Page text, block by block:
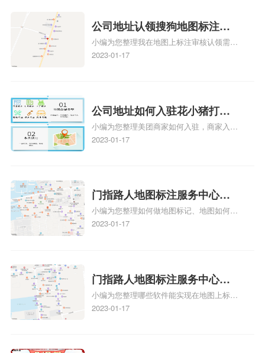
公司地址认领搜狗地图标注多
久审核？公司地址认领地图标
注多久审核？
小编为您整理我在地图上标注审核认领需要
多久、我在地图上标注审核认领需要多久
情可查看下方正文！
2023-01-17
公司地址如何入驻花小猪打车
地图标记？指路人地图标注服
务中心铺如何入驻花小猪打车
小编为您整理美团商家如何入驻，商家入驻
教程、商家如何入驻地图、如何入驻地:、
2023-01-17
门指路人地图标注服务中心如
何做花小猪打车地图位置标
记？门指路人地图标注服务中
小编为您整理如何做地图标记、地图如何做
标记、so搜街景中如何做标记、360e启花贷
关地图标注知识，详情可查看下方正文！
2023-01-17
门指路人地图标注服务中心地
图位置地址标记？门指路人地
图标注服务中心苹果地图位置
小编为您整理哪些软件能实现在地图上标记
门指路人地图标注服务中心位置、门指路人
2023-01-17